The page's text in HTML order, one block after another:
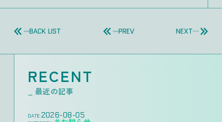
BACK LIST PREV NEXT
RECENT
_ 最近の記事
DATE:2026-08-05